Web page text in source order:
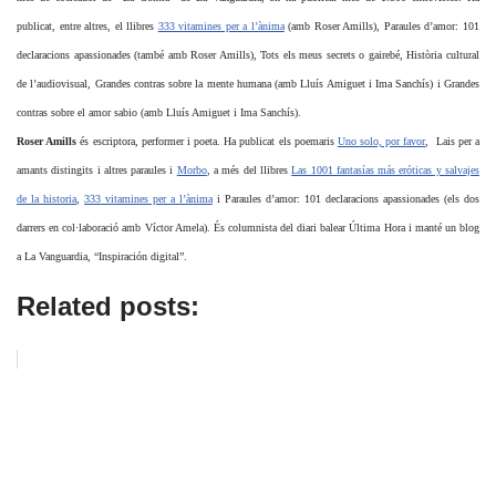
publicat, entre altres, el llibres 333 vitamines per a l’ànima(amb Roser Amills), Paraules d’amor: 101
declaracions apassionades (també amb Roser Amills), Tots els meus secrets o gairebé, Història cultural
de l’audiovisual, Grandes contras sobre la mente humana (amb Lluís Amiguet i Ima Sanchís) i Grandes
contras sobre el amor sabio (amb Lluís Amiguet i Ima Sanchís).
Roser Amills és escriptora, performer i poeta. Ha publicat els poemaris Uno solo, por favor, Lais per a
amants distingits i altres paraules i Morbo, a més del llibresLas 1001 fantasías más eróticas y salvajes
de la historia 333 vitamines per a l’ànima i Paraules d’amor: 101 declaracions apassionades (els dos
darrers en col·laboració amb Víctor Amela). És columnista del diari balear Última Hora i manté un blog
a La Vanguardia, “Inspiración digital”.
Related posts: